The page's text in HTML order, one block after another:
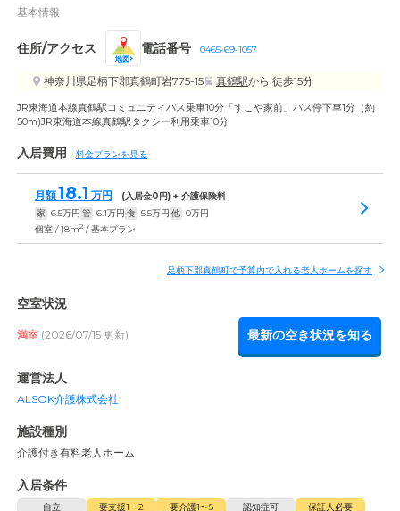
基本情報
住所/アクセス
地図
電話番号 0465-69-1057
神奈川県足柄下郡真鶴町岩775-15 真鶴駅から 徒歩15分
JR東海道本線真鶴駅コミュニティバス乗車10分「すこや家前」バス停下車1分（約
50m)JR東海道本線真鶴駅タクシー利用乗車10分
入居費用 料金プランを見る
月額18.1 万円 (入居金0円) + 介護保険料
家 6.5万円 管 6.1万円 食 5.5万円 他 0万円
個室 / 18m2 / 基本プラン
足柄下郡真鶴町で予算内で入れる老人ホームを探す
空室状況
満室 (2026/07/15 更新) 最新の空き状況を知る
運営法人
ALSOK介護株式会社
施設種別
介護付き有料老人ホーム
入居条件
自立 要支援1・2 要介護1〜5 認知症可
保証人必要